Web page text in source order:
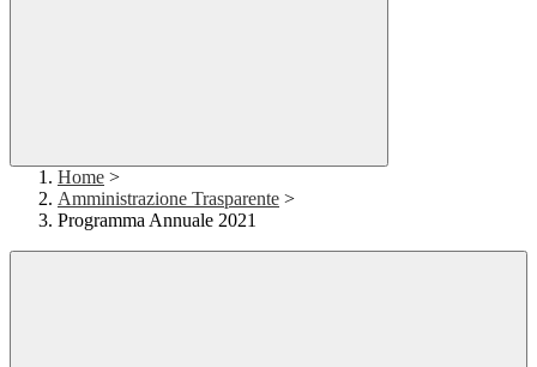
Home >
Amministrazione Trasparente >
Programma Annuale 2021